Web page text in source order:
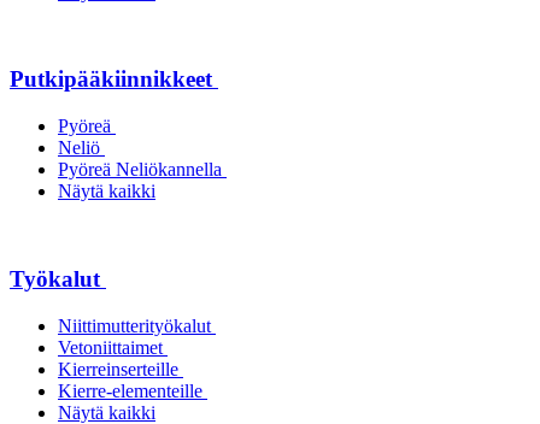
Putkipääkiinnikkeet
Pyöreä
Neliö
Pyöreä Neliökannella
Näytä kaikki
Työkalut
Niittimutterityökalut
Vetoniittaimet
Kierreinserteille
Kierre-elementeille
Näytä kaikki